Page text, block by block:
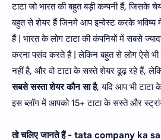
टाटा जो भारत की बहुत बड़ी कम्पनी हैं, जिसके
बहुत से शेयर हैं जिनमे आप इन्वेस्ट करके भविष्य
हैं | भारत के लोग टाटा की कंपनियों में सबसे
करना पसंद करते हैं | लेकिन बहुत से लोग ऐसे भी
नहीं है, और वो टाटा के सस्ते शेयर ढूढ़ रहे हैं,
सबसे सस्ता शेयर कौन सा है, यदि आप भी टाटा
इस ब्लॉग में आपको 15+ टाटा के सस्ते और
तो चलिए जानते हैं - tata company ka